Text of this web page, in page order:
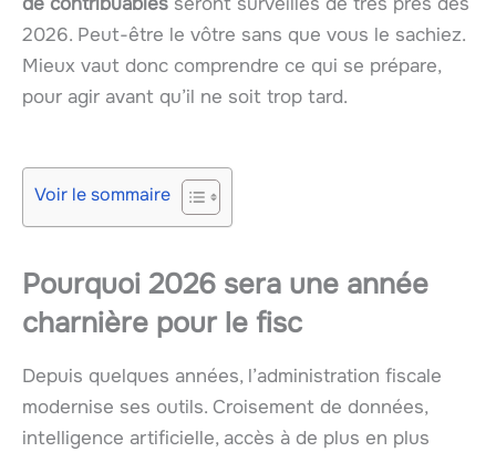
2026. Peut-être le vôtre sans que vous le sachiez.
Mieux vaut donc comprendre ce qui se prépare,
pour agir avant qu’il ne soit trop tard.
Voir le sommaire
Pourquoi 2026 sera une année
charnière pour le fisc
Depuis quelques années, l’administration fiscale
modernise ses outils. Croisement de données,
intelligence artificielle, accès à de plus en plus